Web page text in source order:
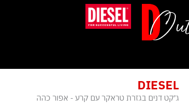
לתוכן
DIESEL
ג׳קט דנים בגזרת טראקר עם קרע - אפור כהה